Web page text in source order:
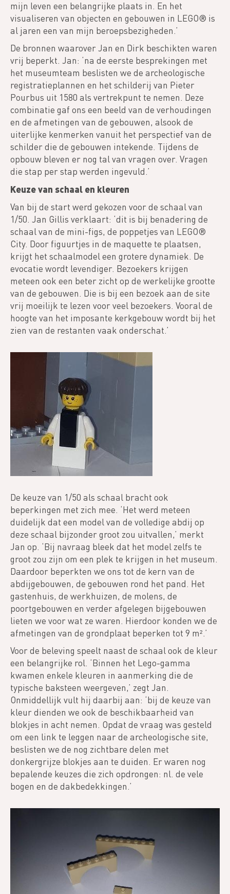
mijn leven een belangrijke plaats in. En het
visualiseren van objecten en gebouwen in LEGO® is
al jaren een van mijn beroepsbezigheden.’
De bronnen waarover Jan en Dirk beschikten waren
vrij beperkt. Jan: ‘na de eerste besprekingen met
het museumteam beslisten we de archeologische
registratieplannen en het schilderij van Pieter
Pourbus uit 1580 als vertrekpunt te nemen. Deze
combinatie gaf ons een beeld van de verhoudingen
en de afmetingen van de gebouwen, alsook de
uiterlijke kenmerken vanuit het perspectief van de
schilder die de gebouwen intekende. Tijdens de
opbouw bleven er nog tal van vragen over. Vragen
die stap per stap werden ingevuld.’
Keuze van schaal en kleuren
Van bij de start werd gekozen voor de schaal van
1/50. Jan Gillis verklaart: ‘dit is bij benadering de
schaal van de mini-figs, de poppetjes van LEGO®
City. Door figuurtjes in de maquette te plaatsen,
krijgt het schaalmodel een grotere dynamiek. De
evocatie wordt levendiger. Bezoekers krijgen
meteen ook een beter zicht op de werkelijke grootte
van de gebouwen. Die is bij een bezoek aan de site
vrij moeilijk te lezen voor veel bezoekers. Vooral de
hoogte van het imposante kerkgebouw wordt bij het
zien van de restanten vaak onderschat.’
De keuze van 1/50 als schaal bracht ook
beperkingen met zich mee. ‘Het werd meteen
duidelijk dat een model van de volledige abdij op
deze schaal bijzonder groot zou uitvallen,’ merkt
Jan op. ‘Bij navraag bleek dat het model zelfs te
groot zou zijn om een plek te krijgen in het museum.
Daardoor beperkten we ons tot de kern van de
abdijgebouwen, de gebouwen rond het pand. Het
gastenhuis, de werkhuizen, de molens, de
poortgebouwen en verder afgelegen bijgebouwen
lieten we voor wat ze waren. Hierdoor konden we de
afmetingen van de grondplaat beperken tot 9 m².’
Voor de beleving speelt naast de schaal ook de kleur
een belangrijke rol. ‘Binnen het Lego-gamma
kwamen enkele kleuren in aanmerking die de
typische baksteen weergeven,’ zegt Jan.
Onmiddellijk vult hij daarbij aan: ‘bij de keuze van
kleur dienden we ook de beschikbaarheid van
blokjes in acht nemen. Opdat de vraag was gesteld
om een link te leggen naar de archeologische site,
beslisten we de nog zichtbare delen met
donkergrijze blokjes aan te duiden. Er waren nog
bepalende keuzes die zich opdrongen: nl. de vele
bogen en de dakbedekkingen.’